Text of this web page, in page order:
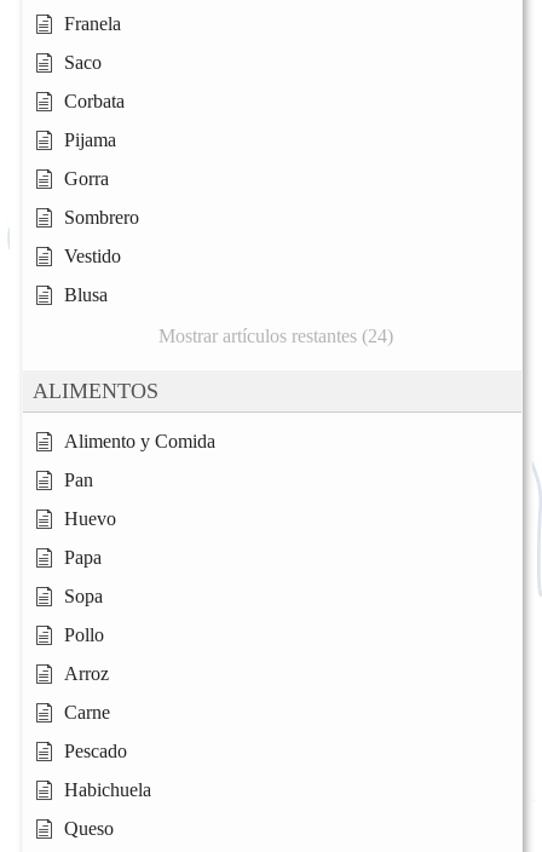
Franela
Saco
Corbata
Pijama
Gorra
Sombrero
Vestido
Blusa
Mostrar artículos restantes (24)
ALIMENTOS
Alimento y Comida
Pan
Huevo
Papa
Sopa
Pollo
Arroz
Carne
Pescado
Habichuela
Queso